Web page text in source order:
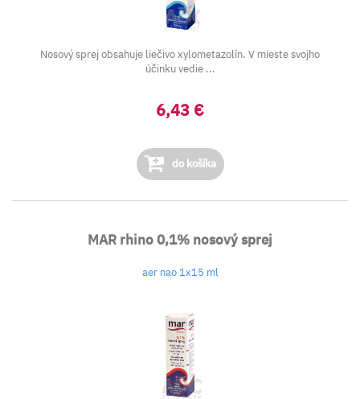
Nosový sprej obsahuje liečivo xylometazolín. V mieste svojho
účinku vedie ...
6,43 €
do košíka
MAR rhino 0,1% nosový sprej
aer nao 1x15 ml